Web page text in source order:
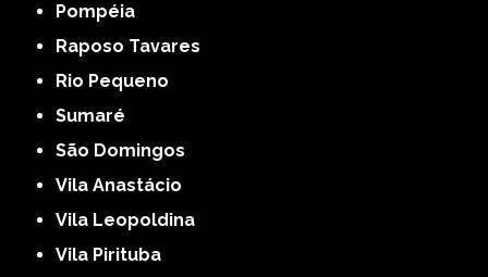
Pompéia
Raposo Tavares
Rio Pequeno
Sumaré
São Domingos
Vila Anastácio
Vila Leopoldina
Vila Pirituba